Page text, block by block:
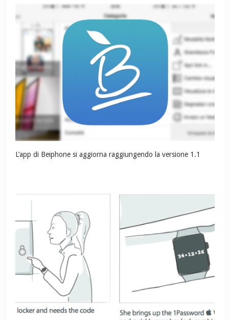
L’app di Beiphone si aggiorna raggiungendo la versione 1.1